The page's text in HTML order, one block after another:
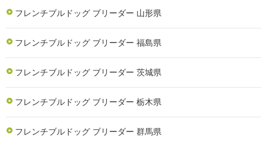
フレンチブルドッグ ブリーダー 山形県
フレンチブルドッグ ブリーダー 福島県
フレンチブルドッグ ブリーダー 茨城県
フレンチブルドッグ ブリーダー 栃木県
フレンチブルドッグ ブリーダー 群馬県